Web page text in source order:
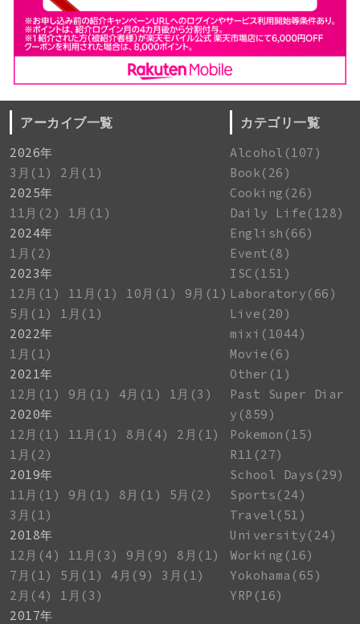
アーカイブ一覧
2026年
3月(1)
2月(1)
2025年
11月(2)
1月(1)
2024年
1月(2)
2023年
12月(1)
11月(1) 10月(1)
9月(1)
5月(1)
1月(1)
2022年
1月(1)
2021年
12月(1)
9月(1) 4月(1)
1月(3)
2020年
12月(1)
11月(1) 8月(4)
2月(1)
1月(2)
2019年
11月(1)
9月(1) 8月(1)
5月(2)
3月(1)
2018年
12月(4)
11月(3) 9月(9)
8月(1)
7月(1)
5月(1) 4月(9)
3月(1)
2月(4)
1月(3)
2017年
カテゴリ一覧
Alcohol(107)
Book(26)
Cooking(26)
Daily Life(128)
English(66)
Event(8)
ISC(151)
Laboratory(66)
Live(20)
mixi(1044)
Movie(6)
Other(1)
Past Super Diar
y(859)
Pokemon(15)
R11(27)
School Days(29)
Sports(24)
Travel(51)
University(24)
Working(16)
Yokohama(65)
YRP(16)